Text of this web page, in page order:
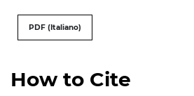
How to Cite
PDF (Italiano)